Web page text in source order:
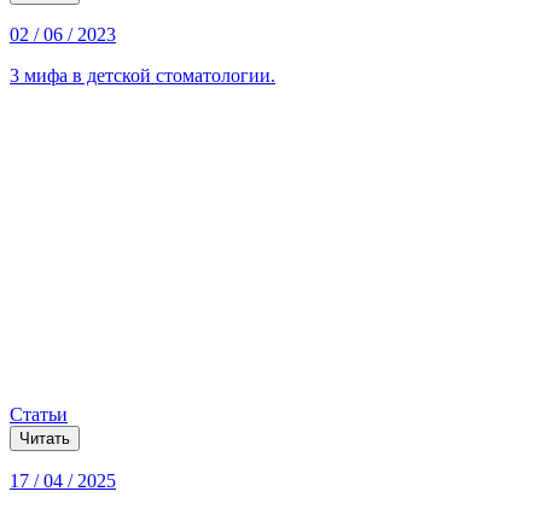
02 / 06 / 2023
3 мифа в детской стоматологии.
Статьи
Читать
17 / 04 / 2025